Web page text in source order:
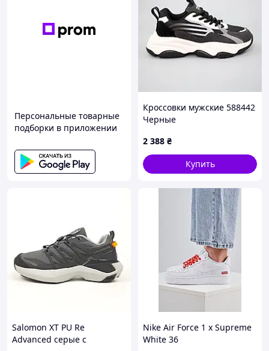
Персональные товарные
подборки в приложении
Кроссовки мужские 588442
Черные
2 388 ₴
Купить
Salomon XT PU Re
Advanced серые с
Nike Air Force 1 x Supreme
White 36